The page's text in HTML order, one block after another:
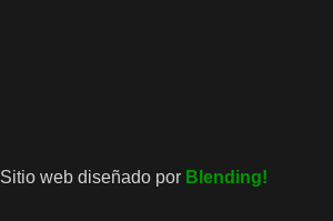
Sitio web diseñado por Blending!